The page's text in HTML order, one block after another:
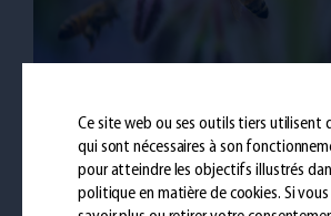
Ce site web ou ses outils tiers utilisent
qui sont nécessaires à son
pour atteindre les objectifs illustrés
politique en matière de cookies. Si